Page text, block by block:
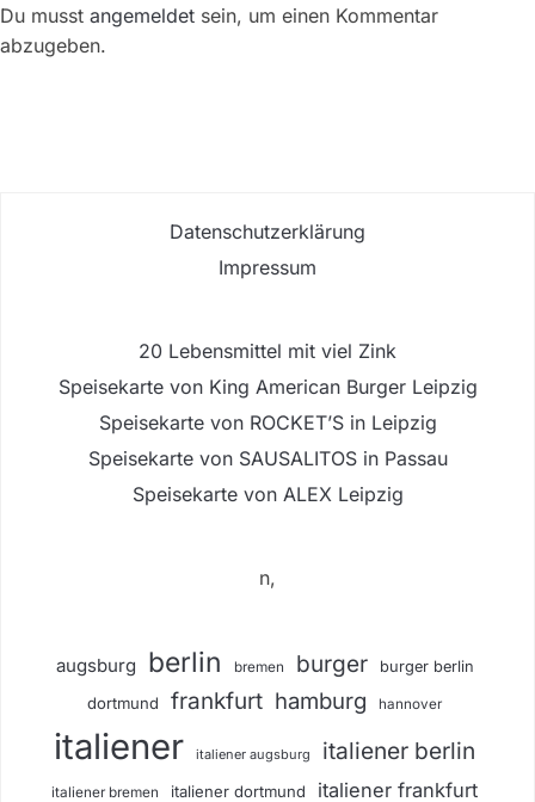
Du musst angemeldet sein, um einen Kommentar
abzugeben.
Datenschutzerklärung
Impressum
20 Lebensmittel mit viel Zink
Speisekarte von King American Burger Leipzig
Speisekarte von ROCKET’S in Leipzig
Speisekarte von SAUSALITOS in Passau
Speisekarte von ALEX Leipzig
n,
augsburg berlin bremen burger burger berlin
dortmund frankfurt hamburg hannover
italiener italiener augsburg italiener berlin
italiener bremen italiener dortmund italiener frankfurt